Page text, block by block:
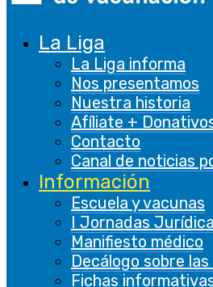
La Liga
La Liga informa
Nos presentamos
Nuestra historia
Afíliate +
Contacto
Canal de noticias
Información
Escuela y vacunas
I Jornadas
Manifiesto médico
Decálogo sobre
Fichas
Las cookies funcionales
contenido del sitio web en
redes sociales, recopilar
características de terceros.
De rendimiento
De rendimiento
Las cookies de rendimiento
comprender y analizar los
rendimiento clave del sitio
brindar una mejor
visitantes.